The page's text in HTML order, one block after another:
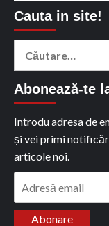
Cauta in site!
Abonează-te
Introdu adresa de
și vei primi
articole noi.
Abonare